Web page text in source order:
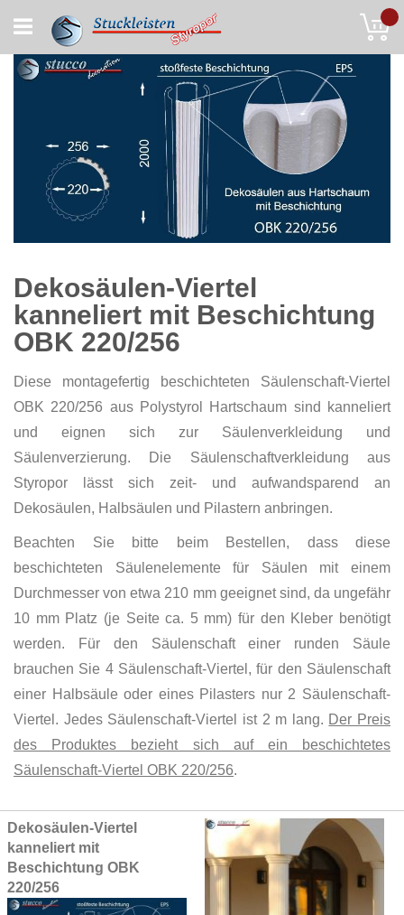
to
Content
Dekosäulen-Viertel
kanneliert mit Beschichtung
OBK 220/256
Diese montagefertig beschichteten Säulenschaft-Viertel
OBK 220/256 aus Polystyrol Hartschaum sind kanneliert
und eignen sich zur Säulenverkleidung und
Säulenverzierung. Die Säulenschaftverkleidung aus
Styropor lässt sich zeit- und aufwandsparend an
Dekosäulen, Halbsäulen und Pilastern anbringen.
Beachten Sie bitte beim Bestellen, dass diese
beschichteten Säulenelemente für Säulen mit einem
Durchmesser von etwa 210 mm geeignet sind, da ungefähr
10 mm Platz (je Seite ca. 5 mm) für den Kleber benötigt
werden. Für den Säulenschaft einer runden Säule
brauchen Sie 4 Säulenschaft-Viertel, für den Säulenschaft
einer Halbsäule oder eines Pilasters nur 2 Säulenschaft-
Viertel. Jedes Säulenschaft-Viertel ist 2 m lang. Der Preis
des Produktes bezieht sich auf ein beschichtetes
Säulenschaft-Viertel OBK 220/256.
Grouped
product
items
Dekosäulen-Viertel
kanneliert mit
Beschichtung OBK
220/256